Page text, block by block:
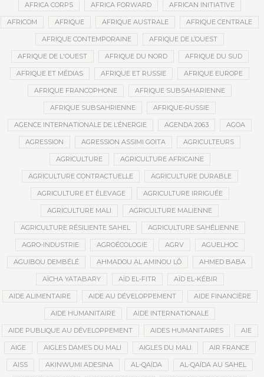
AFRICA CORPS AFRICA FORWARD AFRICAN INITIATIVE
AFRICOM AFRIQUE AFRIQUE AUSTRALE AFRIQUE CENTRALE
AFRIQUE CONTEMPORAINE AFRIQUE DE L’OUEST
AFRIQUE DE L'OUEST AFRIQUE DU NORD AFRIQUE DU SUD
AFRIQUE ET MÉDIAS AFRIQUE ET RUSSIE AFRIQUE EUROPE
AFRIQUE FRANCOPHONE AFRIQUE SUBSAHARIENNE
AFRIQUE SUBSAHRIENNE AFRIQUE-RUSSIE
AGENCE INTERNATIONALE DE L’ÉNERGIE AGENDA 2063 AGOA
AGRESSION AGRESSION ASSIMI GOITA AGRICULTEURS
AGRICULTURE AGRICULTURE AFRICAINE
AGRICULTURE CONTRACTUELLE AGRICULTURE DURABLE
AGRICULTURE ET ÉLEVAGE AGRICULTURE IRRIGUÉE
AGRICULTURE MALI AGRICULTURE MALIENNE
AGRICULTURE RÉSILIENTE SAHEL AGRICULTURE SAHÉLIENNE
AGRO-INDUSTRIE AGROÉCOLOGIE AGRV AGUELHOC
AGUIBOU DEMBÉLÉ AHMADOU AL AMINOU LÔ AHMED BABA
AÏCHA YATABARY AÏD EL-FITR AÏD EL-KÉBIR
AIDE ALIMENTAIRE AIDE AU DÉVELOPPEMENT AIDE FINANCIÈRE
AIDE HUMANITAIRE AIDE INTERNATIONALE
AIDE PUBLIQUE AU DÉVELOPPEMENT AIDES HUMANITAIRES AIE
AIGE AIGLES DAMES DU MALI AIGLES DU MALI AIR FRANCE
AISS AKINWUMI ADESINA AL-QAÏDA AL-QAÏDA AU SAHEL